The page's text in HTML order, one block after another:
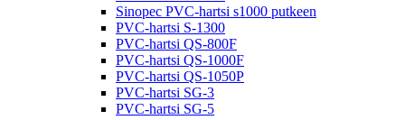
Sinopec PVC-hartsi s1000 putkeen
PVC-hartsi S-1300
PVC-hartsi QS-800F
PVC-hartsi QS-1000F
PVC-hartsi QS-1050P
PVC-hartsi SG-3
PVC-hartsi SG-5